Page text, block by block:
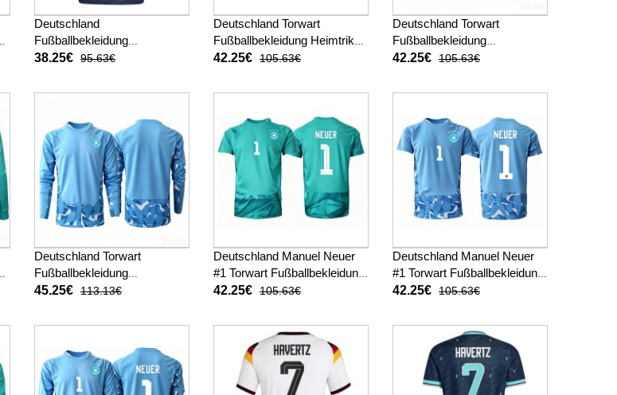
Deutschland
Fußballbekleidung
Auswärtstrikot WM 2026
38.25€ 95.63€
Deutschland Torwart
Fußballbekleidung Heimtrikot
WM 2026 Kurzarm
42.25€ 105.63€
Deutschland Torwart
Fußballbekleidung
Auswärtstrikot WM 2026
42.25€ 105.63€
Deutschland Torwart
Fußballbekleidung
Auswärtstrikot WM 2026
45.25€ 113.13€
Deutschland Manuel Neuer
#1 Torwart Fußballbekleidung
Heimtrikot WM 2026 Kurzarm
42.25€ 105.63€
Deutschland Manuel Neuer
#1 Torwart Fußballbekleidung
Auswärtstrikot WM 2026
42.25€ 105.63€